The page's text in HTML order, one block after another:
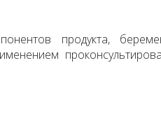
продукта,